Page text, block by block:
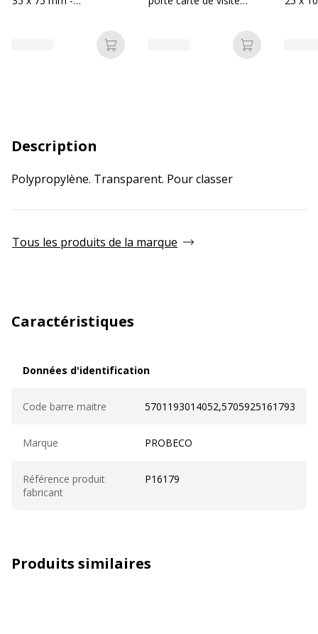
Ajouter au panier Ajouter au
Description
Polypropylène. Transparent. Pour classer
Tous les produits de la marque
Caractéristiques
Données d'identification
Code barre maitre 5701193014052,5705925161793
Marque PROBECO
Référence produit
fabricant
P16179
Produits similaires